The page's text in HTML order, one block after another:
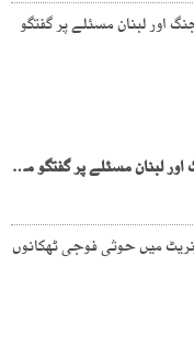
نیتن یاہو کی منگل کو ٹرمپ سے ملاقات، ایران جنگ اور لبنان مسئلے پر گفتگو متوقع